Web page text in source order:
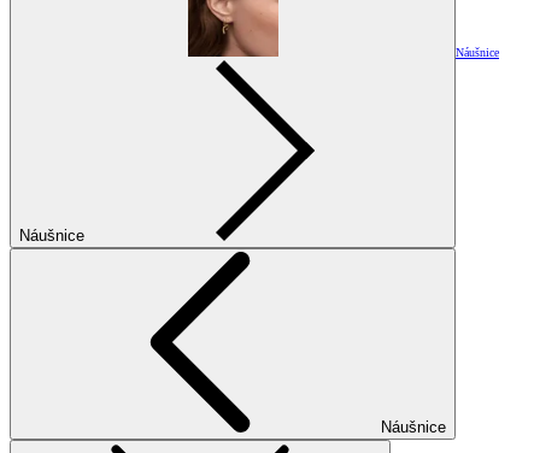
Náušnice
Náušnice
Náušnice